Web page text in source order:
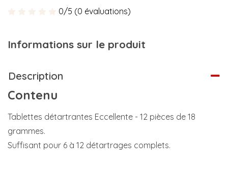
0/5 (0 évaluations)
Informations sur le produit
Description
Contenu
Tablettes détartrantes Eccellente - 12 pièces de 18
grammes.
Suffisant pour 6 à 12 détartrages complets.